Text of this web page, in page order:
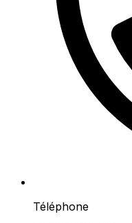
Téléphone